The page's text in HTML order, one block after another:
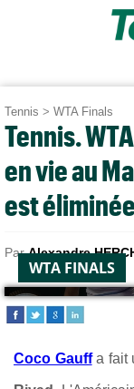
Tennis > WTA Finals
Tennis.
en vie au
est
ParAlexandre
WTA FINALS
Coco Gauffa fait